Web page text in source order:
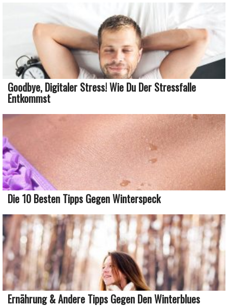
Goodbye, Digitaler Stress! Wie Du Der Stressfalle
Entkommst
Die 10 Besten Tipps Gegen Winterspeck
Ernährung & Andere Tipps Gegen Den Winterblues